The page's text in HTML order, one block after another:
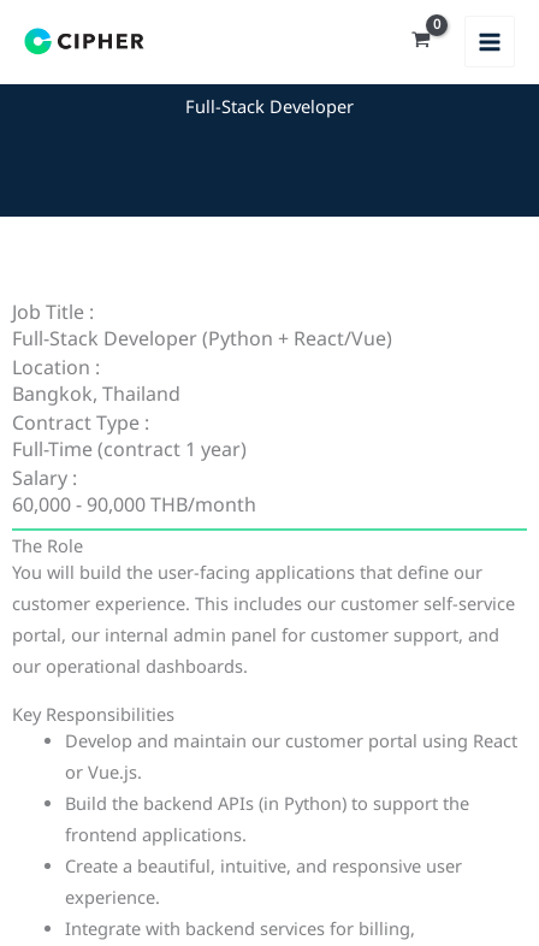
Full-Stack Developer
Job Title :
Full-Stack Developer (Python + React/Vue)
Location :
Bangkok, Thailand
Contract Type :
Full-Time (contract 1 year)
Salary :
60,000 - 90,000 THB/month
The Role
You will build the user-facing applications that define our
customer experience. This includes our customer self-service
portal, our internal admin panel for customer support, and
our operational dashboards.
Key Responsibilities
Develop and maintain our customer portal using React
or Vue.js.
Build the backend APIs (in Python) to support the
frontend applications.
Create a beautiful, intuitive, and responsive user
experience.
Integrate with backend services for billing,